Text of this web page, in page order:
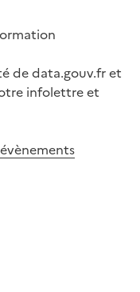
de data.gouv.fr et
infolettre et